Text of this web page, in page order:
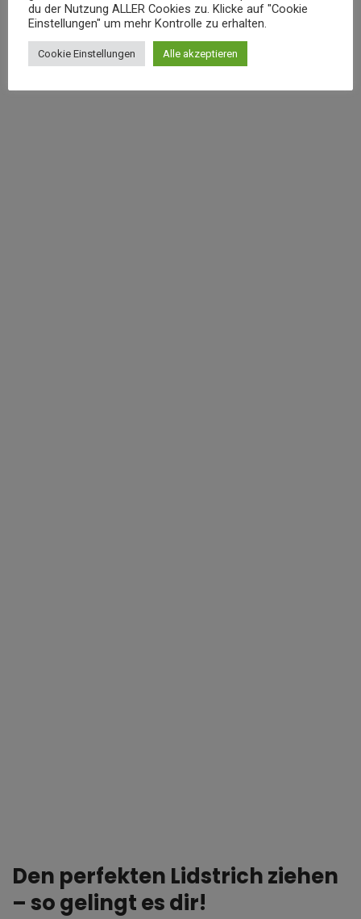
Den perfekten Lidstrich ziehen
– so gelingt es dir!
du der Nutzung ALLER Cookies zu. Klicke auf "Cookie
Einstellungen" um mehr Kontrolle zu erhalten.
Cookie Einstellungen Alle akzeptieren